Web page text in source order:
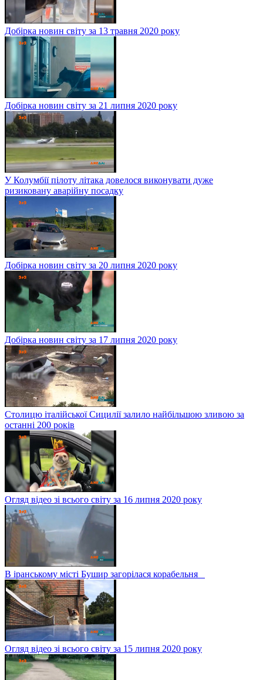
Добірка новин світу за 13 травня 2020 року
Добірка новин світу за 21 липня 2020 року
У Колумбії пілоту літака довелося виконувати дуже
ризиковану аварійну посадку
Добірка новин світу за 20 липня 2020 року
Добірка новин світу за 17 липня 2020 року
Столицю італійської Сицилії залило найбільшою зливою за
останні 200 років
Огляд відео зі всього світу за 16 липня 2020 року
В іранському місті Бушир загорілася корабельня
Огляд відео зі всього світу за 15 липня 2020 року